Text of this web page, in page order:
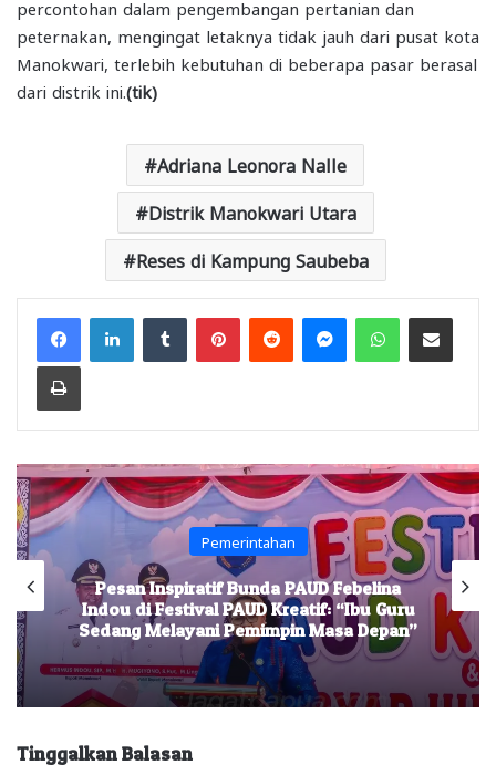
percontohan dalam pengembangan pertanian dan
peternakan, mengingat letaknya tidak jauh dari pusat kota
Manokwari, terlebih kebutuhan di beberapa pasar berasal
dari distrik ini. (tik)
Adriana Leonora Nalle
Distrik Manokwari Utara
Reses di Kampung Saubeba
FacebookLinkedInTumblr PinterestReddit MessengerWhatsAppShare via Email
Print
Pemerintahan
Pesan Inspiratif Bunda PAUD Febelina
Indou di Festival PAUD Kreatif: “Ibu Guru
Sedang Melayani Pemimpin Masa Depan”
Tinggalkan Balasan